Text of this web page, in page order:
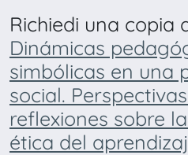
Richiedi una copia
Dinámicas
simbólicas en una
social.
reflexiones sobre
ética del